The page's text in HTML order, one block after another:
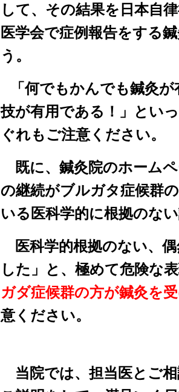
して、その結果を日本自
医学会で症例報告をする
う。
「何でもかんでも鍼灸
技が有用である！」とい
ぐれもご注意ください。
既に、鍼灸院のホーム
の継続がブルガタ症候群
いる医科学的に根拠のな
医科学的根拠のない、
した」と、極めて危険な
ガダ症候群の方が鍼灸を
意ください。
当院では、担当医とご